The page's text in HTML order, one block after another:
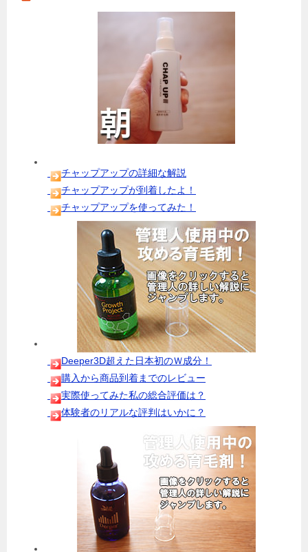
チャップアップの詳細な解説
チャップアップが到着したよ！
チャップアップを使ってみた！
Deeper3D超えた日本初のＷ成分！
購入から商品到着までのレビュー
実際使ってみた私の総合評価は？
体験者のリアルな評判はいかに？